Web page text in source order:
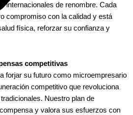
internacionales de renombre. Cada
compromiso con la calidad y está
física, reforzar su confianza y
competitivas
forjar su futuro como microempresario
competitivo que revoluciona
Nuestro plan de
y valora sus esfuerzos con